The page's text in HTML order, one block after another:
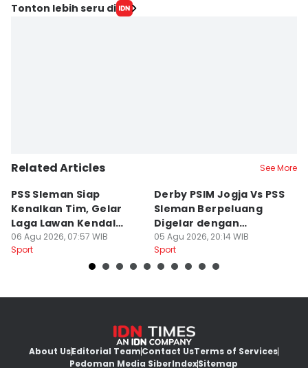
Tonton lebih seru di
Related Articles See More
PSS Sleman Siap
Kenalkan Tim, Gelar
Laga Lawan Kendal
Tornado FC
06 Agu 2026, 07:57 WIB
Sport
Derby PSIM Jogja Vs PSS
Sleman Berpeluang
Digelar dengan
Penonton
05 Agu 2026, 20:14 WIB
Sport
About UsEditorial TeamContact UsTerms of Services
Pedoman Media SiberIndexSitemap